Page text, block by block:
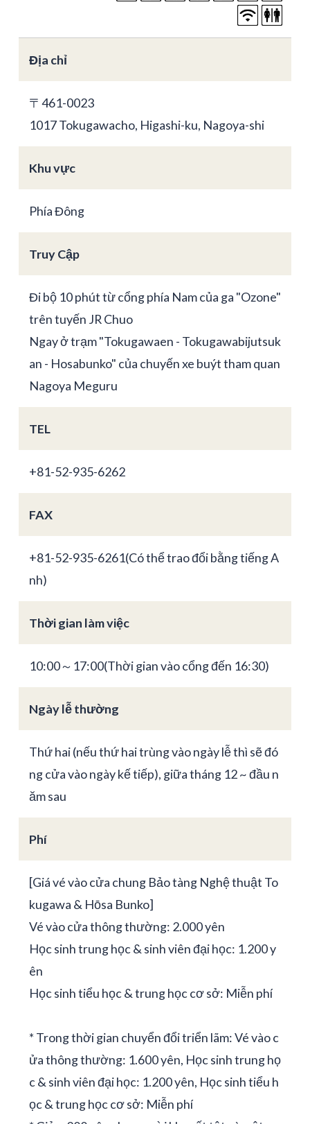
Địa chỉ
〒461-0023
1017 Tokugawacho, Higashi-ku, Nagoya-shi
Khu vực
Phía Đông
Truy Cập
Đi bộ 10 phút từ cổng phía Nam của ga "Ozone"
trên tuyến JR Chuo
Ngay ở trạm "Tokugawaen - Tokugawabijutsuk
an - Hosabunko" của chuyến xe buýt tham quan
Nagoya Meguru
TEL
+81-52-935-6262
FAX
+81-52-935-6261(Có thể trao đổi bằng tiếng A
nh)
Thời gian làm việc
10:00～17:00(Thời gian vào cổng đến 16:30)
Ngày lễ thường
Thứ hai (nếu thứ hai trùng vào ngày lễ thì sẽ đó
ng cửa vào ngày kế tiếp), giữa tháng 12 ~ đầu n
ăm sau
Phí
[Giá vé vào cửa chung Bảo tàng Nghệ thuật To
kugawa & Hōsa Bunko]
Vé vào cửa thông thường: 2.000 yên
Học sinh trung học & sinh viên đại học: 1.200 y
ên
Học sinh tiểu học & trung học cơ sở: Miễn phí
* Trong thời gian chuyển đổi triển lãm: Vé vào c
ửa thông thường: 1.600 yên, Học sinh trung họ
c & sinh viên đại học: 1.200 yên, Học sinh tiểu h
ọc & trung học cơ sở: Miễn phí